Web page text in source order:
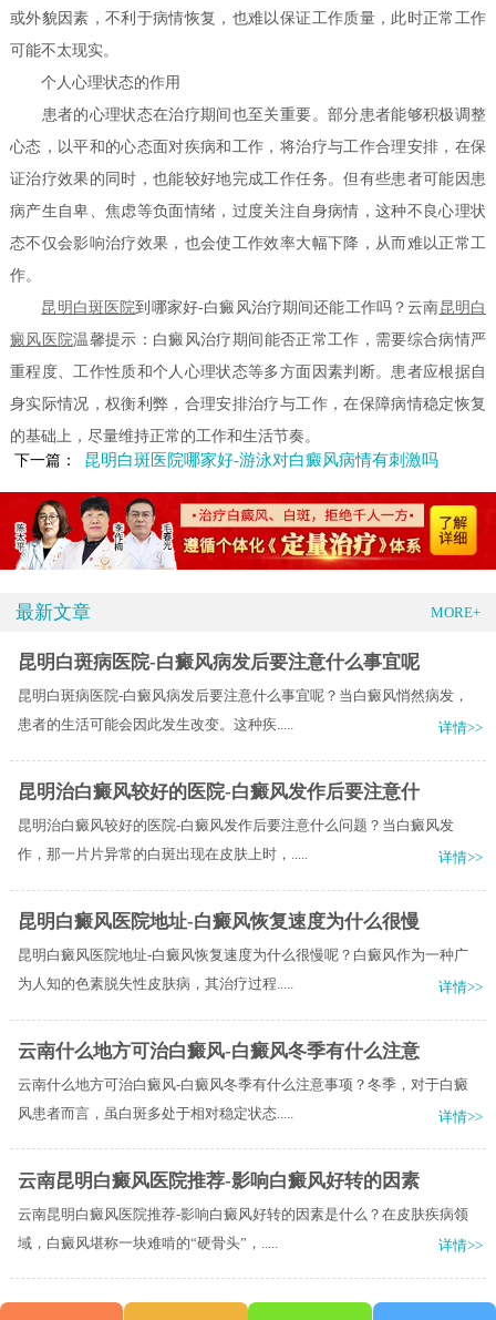
或外貌因素，不利于病情恢复，也难以保证工作质量，此时正常工作
可能不太现实。
个人心理状态的作用
患者的心理状态在治疗期间也至关重要。部分患者能够积极调整
心态，以平和的心态面对疾病和工作，将治疗与工作合理安排，在保
证治疗效果的同时，也能较好地完成工作任务。但有些患者可能因患
病产生自卑、焦虑等负面情绪，过度关注自身病情，这种不良心理状
态不仅会影响治疗效果，也会使工作效率大幅下降，从而难以正常工
作。
昆明白斑医院到哪家好-白癜风治疗期间还能工作吗？云南昆明白
癜风医院温馨提示：白癜风治疗期间能否正常工作，需要综合病情严
重程度、工作性质和个人心理状态等多方面因素判断。患者应根据自
身实际情况，权衡利弊，合理安排治疗与工作，在保障病情稳定恢复
的基础上，尽量维持正常的工作和生活节奏。
下一篇：
昆明白斑医院哪家好-游泳对白癜风病情有刺激吗
最新文章 MORE+
昆明白斑病医院-白癜风病发后要注意什么事宜呢
昆明白斑病医院-白癜风病发后要注意什么事宜呢？当白癜风悄然病发，
患者的生活可能会因此发生改变。这种疾.....
详情>>
昆明治白癜风较好的医院-白癜风发作后要注意什
昆明治白癜风较好的医院-白癜风发作后要注意什么问题？当白癜风发
作，那一片片异常的白斑出现在皮肤上时，.....
详情>>
昆明白癜风医院地址-白癜风恢复速度为什么很慢
昆明白癜风医院地址-白癜风恢复速度为什么很慢呢？白癜风作为一种广
为人知的色素脱失性皮肤病，其治疗过程.....
详情>>
云南什么地方可治白癜风-白癜风冬季有什么注意
云南什么地方可治白癜风-白癜风冬季有什么注意事项？冬季，对于白癜
风患者而言，虽白斑多处于相对稳定状态.....
详情>>
云南昆明白癜风医院推荐-影响白癜风好转的因素
云南昆明白癜风医院推荐-影响白癜风好转的因素是什么？在皮肤疾病领
域，白癜风堪称一块难啃的“硬骨头”，.....
详情>>